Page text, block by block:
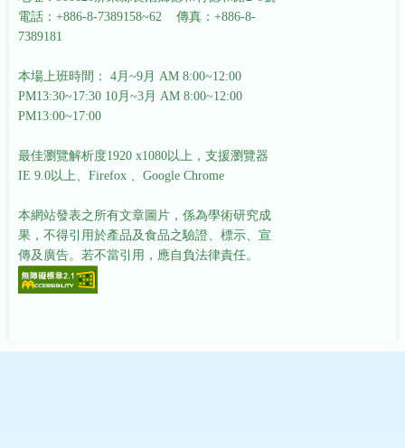
電話：+886-8-7389158~62 傳真：+886-8-
7389181
本場上班時間： 4月~9月 AM 8:00~12:00
PM13:30~17:30 10月~3月 AM 8:00~12:00
PM13:00~17:00
最佳瀏覽解析度1920 x1080以上，支援瀏覽器
IE 9.0以上、Firefox 、Google Chrome
本網站發表之所有文章圖片，係為學術研究成
果，不得引用於產品及食品之驗證、標示、宣
傳及廣告。若不當引用，應自負法律責任。